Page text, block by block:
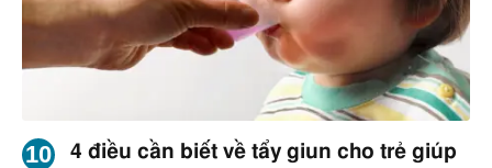
4 điều cần biết về tẩy giun cho trẻ giúp